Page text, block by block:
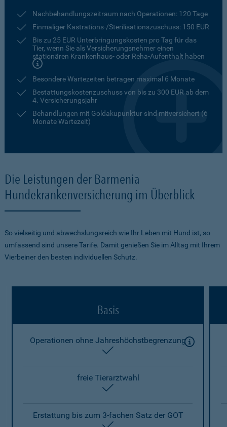
Nachbehandlungszeitraum nach Operationen: 120 Tage
Einmaliger Kastrations-/Sterilisationszuschuss: 150 EUR
Bis zu 25 EUR Unterbringungskosten pro Tag für das
Tier, wenn Sie als Versicherungsnehmer einen
stationären Krankenhaus- oder Reha-Aufenthalt haben
Besondere Wartezeiten betragen maximal 6 Monate
Bestattungskostenzuschuss von bis zu 300 EUR ab dem
4. Versicherungsjahr
Behandlungen mit Goldakupunktur sind mitversichert (6
Monate Wartezeit)
Die Leistungen der Barmenia
Hundekrankenversicherung im Überblick
So vielseitig und abwechslungsreich wie Ihr Leben mit Hund ist, so
umfassend sind unsere Tarife. Damit genießen Sie im Alltag mit Ihrem
Vierbeiner den besten individuellen Schutz.
Basis
Operationen ohne Jahreshöchstbegrenzung
freie Tierarztwahl
Erstattung bis zum 3-fachen Satz der GOT